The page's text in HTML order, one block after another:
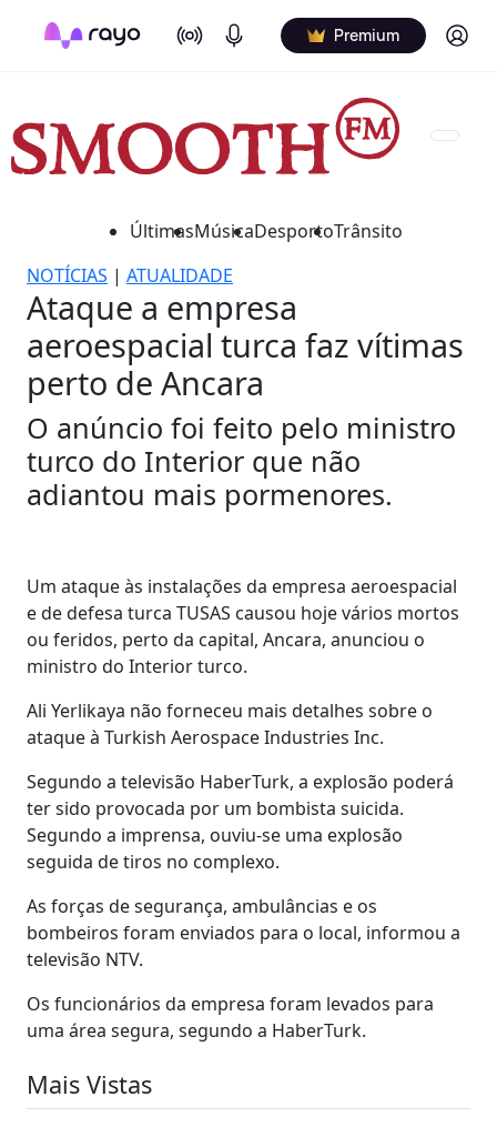
On Air Podcasts Premium Log in
ÚltimasMúsicaDesportoTrânsito
NOTÍCIAS | ATUALIDADE
Ataque a empresa
aeroespacial turca faz vítimas
perto de Ancara
O anúncio foi feito pelo ministro
turco do Interior que não
adiantou mais pormenores.
Um ataque às instalações da empresa aeroespacial
e de defesa turca TUSAS causou hoje vários mortos
ou feridos, perto da capital, Ancara, anunciou o
ministro do Interior turco.
Ali Yerlikaya não forneceu mais detalhes sobre o
ataque à Turkish Aerospace Industries Inc.
Segundo a televisão HaberTurk, a explosão poderá
ter sido provocada por um bombista suicida.
Segundo a imprensa, ouviu-se uma explosão
seguida de tiros no complexo.
As forças de segurança, ambulâncias e os
bombeiros foram enviados para o local, informou a
televisão NTV.
Os funcionários da empresa foram levados para
uma área segura, segundo a HaberTurk.
Mais Vistas